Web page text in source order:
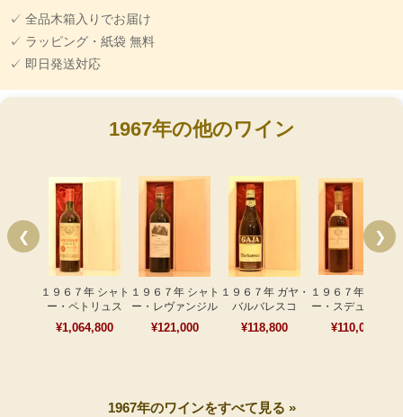
✓ 全品木箱入りでお届け
✓ ラッピング・紙袋 無料
✓ 即日発送対応
1967年の他のワイン
❮
１９６７年 シャト
ー・ペトリュス
¥1,064,800
１９６７年 シャト
ー・レヴァンジル
¥121,000
１９６７年 ガヤ・
バルバレスコ
¥118,800
１９６７年 シャト
ー・スデュイロー
¥110,000
❯
1967年のワインをすべて見る »